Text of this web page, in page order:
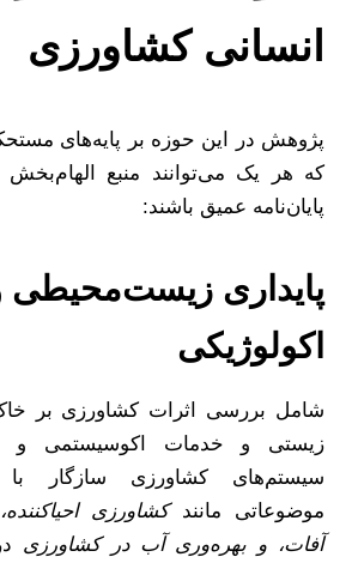
انسانی کشاورزی
پژوهش در این حوزه بر پایه‌های
که هر یک می‌توانند منبع
پایان‌نامه عمیق باشند:
پایداری زیست‌محیطی
اکولوژیکی
شامل بررسی اثرات کشاورزی بر
زیستی و خدمات اکوسیستمی و
سیستم‌های کشاورزی سازگار
موضوعاتی مانندکشاورزی
آفات، و بهره‌وری آب در کشاورزی